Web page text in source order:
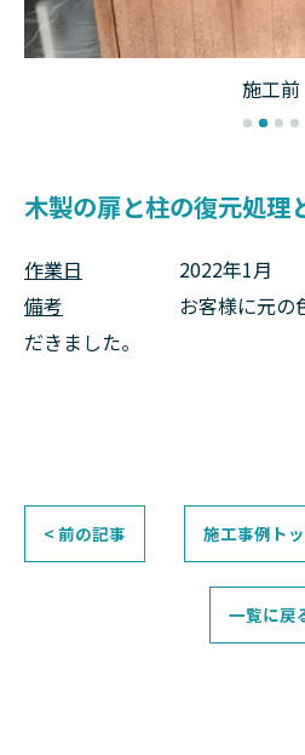
施工前
木製の扉と柱の復元処理
作業日 2022年1月
備考 お客様に元の色に
だきました。
< 前の記事 施工事例ト
一覧に戻